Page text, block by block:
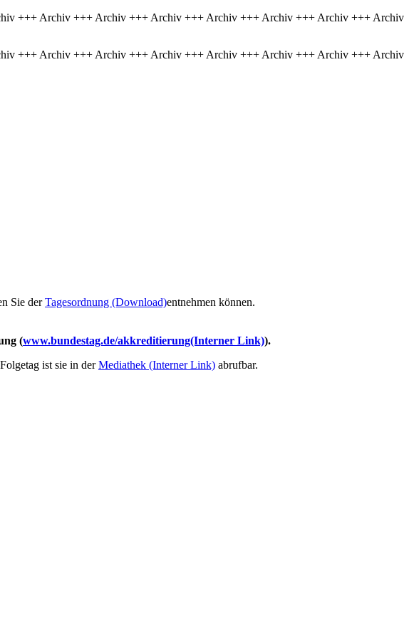
+++ Archiv +++ Archiv +++ Archiv +++ Archiv +++ Archiv +++ Archiv +++ Archiv
+++ Archiv +++ Archiv +++ Archiv +++ Archiv +++ Archiv +++ Archiv +++ Archiv
Sie derTagesordnung (Download)entnehmen können.
(www.bundestag.de/akkreditierung(Interner Link)).
ist sie in derMediathek (Interner Link) abrufbar.